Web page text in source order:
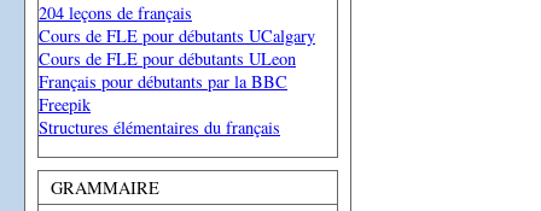
204 leçons de français
Cours de FLE pour débutants UCalgary
Cours de FLE pour débutants ULeon
Français pour débutants par la BBC
Freepik
Structures élémentaires du français
GRAMMAIRE